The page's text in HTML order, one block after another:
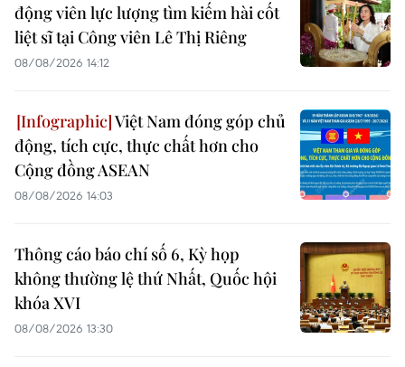
động viên lực lượng tìm kiếm hài cốt
liệt sĩ tại Công viên Lê Thị Riêng
08/08/2026 14:12
Việt Nam đóng góp chủ
động, tích cực, thực chất hơn cho
Cộng đồng ASEAN
08/08/2026 14:03
Thông cáo báo chí số 6, Kỳ họp
không thường lệ thứ Nhất, Quốc hội
khóa XVI
08/08/2026 13:30